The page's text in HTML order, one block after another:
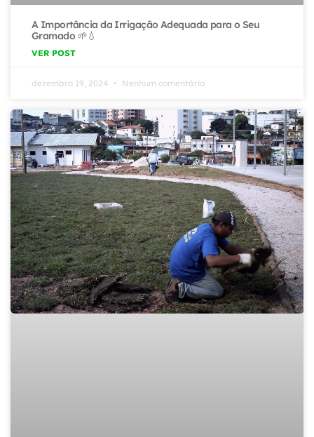
A Importância da Irrigação Adequada para o Seu
Gramado 🌱💧
VER POST
dezembro 19, 2024 Nenhum comentário